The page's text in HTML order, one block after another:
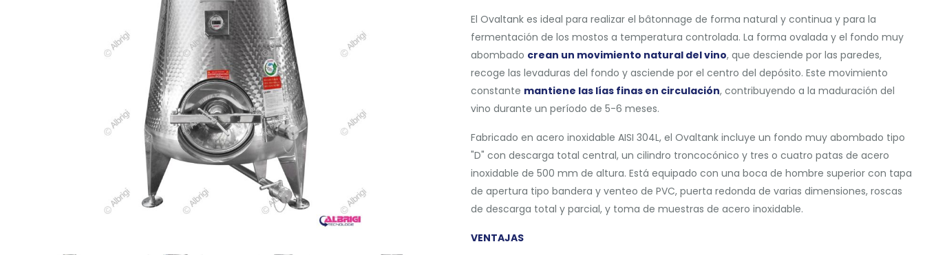
El Ovaltank es ideal para realizar el bâtonnage de forma natural y continua y para la
fermentación de los mostos a temperatura controlada. La forma ovalada y el fondo muy
abombado crean un movimiento natural del vino, que desciende por las paredes,
recoge las levaduras del fondo y asciende por el centro del depósito. Este movimiento
constante mantiene las lías finas en circulación, contribuyendo a la maduración del
vino durante un período de 5-6 meses.
Fabricado en acero inoxidable AISI 304L, el Ovaltank incluye un fondo muy abombado tipo
"D" con descarga total central, un cilindro troncocónico y tres o cuatro patas de acero
inoxidable de 500 mm de altura. Está equipado con una boca de hombre superior con tapa
de apertura tipo bandera y venteo de PVC, puerta redonda de varias dimensiones, roscas
de descarga total y parcial, y toma de muestras de acero inoxidable.
VENTAJAS